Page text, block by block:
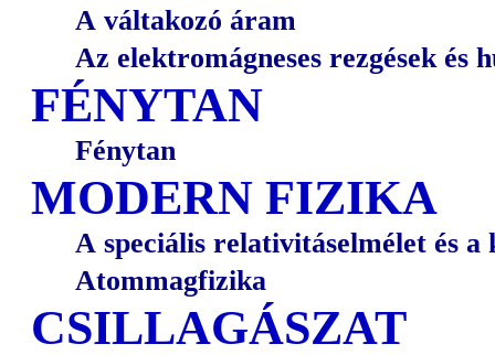
A váltakozó áram
Az elektromágneses rezgések és
FÉNYTAN
Fénytan
MODERN FIZIKA
A speciális relativitáselmélet és
Atommagfizika
CSILLAGÁSZAT